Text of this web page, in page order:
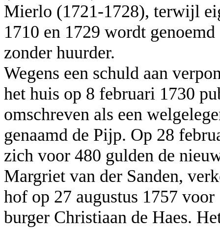
Mierlo (1721-1728), terwijl
1710 en 1729 wordt
zonder huurder.
Wegens een schuld aan
het huis op 8 februari 1730
omschreven als een
genaamd de Pijp. Op 28
zich voor 480 gulden de
Margriet van der Sanden,
hof op 27 augustus 1757
burger Christiaan de Haes.